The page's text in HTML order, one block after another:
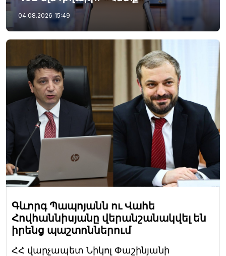
04.08.2026 15:49
Գևորգ Պապոյանն ու Վահե
Հովհաննիսյանը վերանշանակվել են
իրենց պաշտոններում
ՀՀ վարչապետ Նիկոլ Փաշինյանի